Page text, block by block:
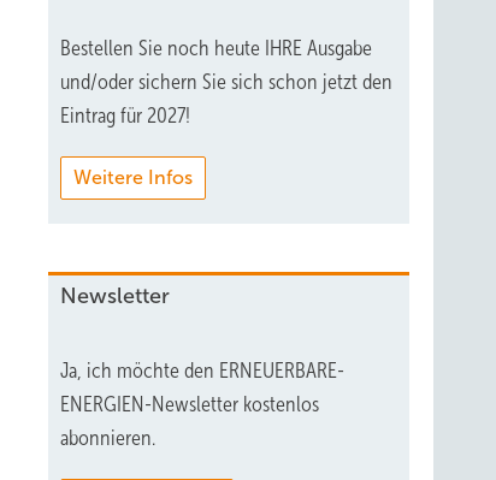
Bestellen Sie noch heute IHRE Ausgabe
und/oder sichern Sie sich schon jetzt den
Eintrag für 2027!
Weitere Infos
Newsletter
Ja, ich möchte den ERNEUERBARE-
ENERGIEN-Newsletter kostenlos
abonnieren.